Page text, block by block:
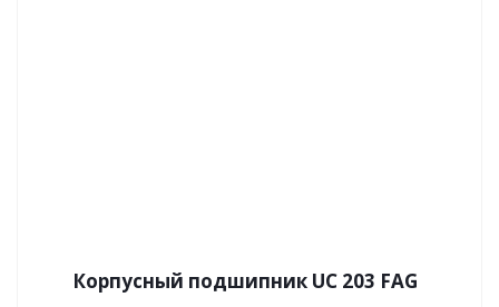
Корпусный подшипник UC 203 FAG